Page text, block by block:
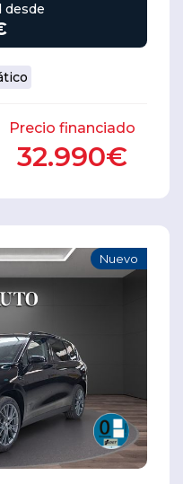
desde
Precio financiado
32.990€
Nuevo